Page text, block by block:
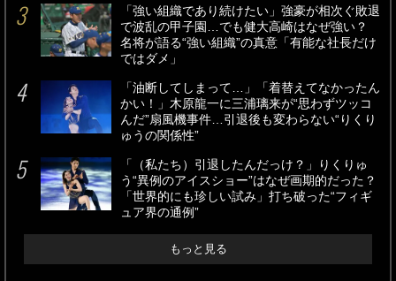
「強い組織であり続けたい」強豪が相次ぐ敗退
で波乱の甲子園…でも健大高崎はなぜ強い？
名将が語る“強い組織”の真意「有能な社長だけ
ではダメ」
「油断してしまって…」「着替えてなかったん
かい！」木原龍一に三浦璃来が“思わずツッコ
んだ”扇風機事件…引退後も変わらない“りくり
ゅうの関係性”
「（私たち）引退したんだっけ？」りくりゅ
う“異例のアイスショー”はなぜ画期的だった？
「世界的にも珍しい試み」打ち破った“フィギ
ュア界の通例”
もっと見る